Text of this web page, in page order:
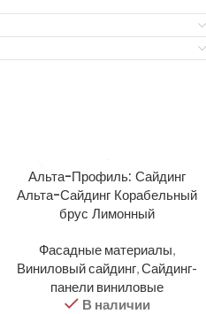
Альта-Профиль: Сайдинг
Альта-Сайдинг Корабельный
брус Лимонный
Фасадные материалы,
Виниловый сайдинг,Сайдинг-
панели виниловые
В наличии